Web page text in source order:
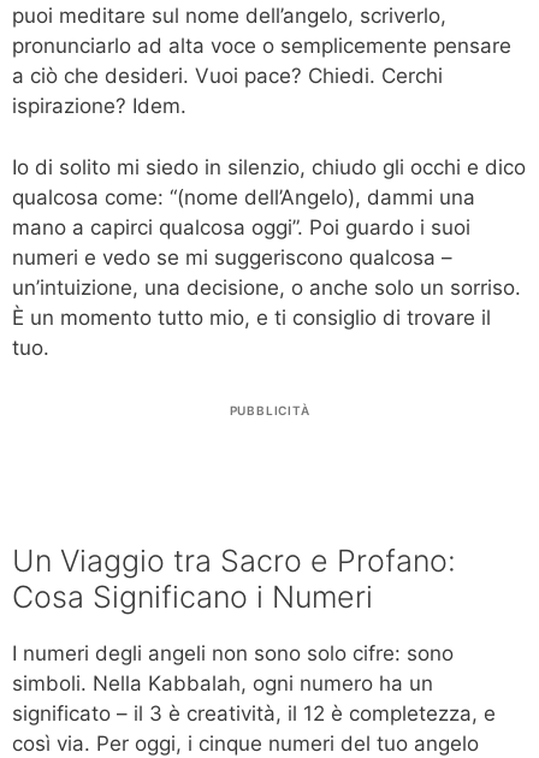
puoi meditare sul nome dell’angelo, scriverlo,
pronunciarlo ad alta voce o semplicemente pensare
a ciò che desideri. Vuoi pace? Chiedi. Cerchi
ispirazione? Idem.
Io di solito mi siedo in silenzio, chiudo gli occhi e dico
qualcosa come: “(nome dell’Angelo), dammi una
mano a capirci qualcosa oggi”. Poi guardo i suoi
numeri e vedo se mi suggeriscono qualcosa –
un’intuizione, una decisione, o anche solo un sorriso.
È un momento tutto mio, e ti consiglio di trovare il
tuo.
PUBBLICITÀ
Un Viaggio tra Sacro e Profano:
Cosa Significano i Numeri
I numeri degli angeli non sono solo cifre: sono
simboli. Nella Kabbalah, ogni numero ha un
significato – il 3 è creatività, il 12 è completezza, e
così via. Per oggi, i cinque numeri del tuo angelo